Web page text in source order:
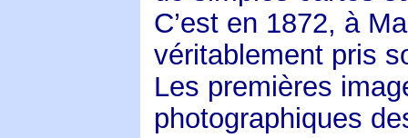
C’est en 1872, à
véritablement pris
Les premières
photographiques